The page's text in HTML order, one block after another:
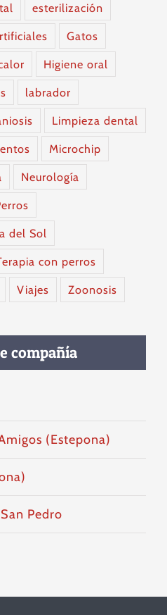
esterilización
Gatos
Higiene oral
labrador
Limpieza dental
Microchip
Neurología
del Sol
con perros
Viajes Zoonosis
compañía
(Estepona)
Pedro